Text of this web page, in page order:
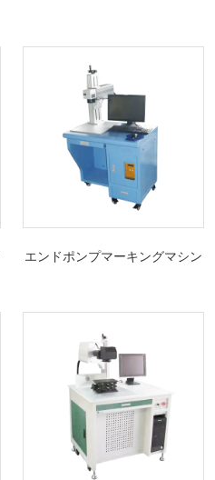
エンドポンプマーキングマシン